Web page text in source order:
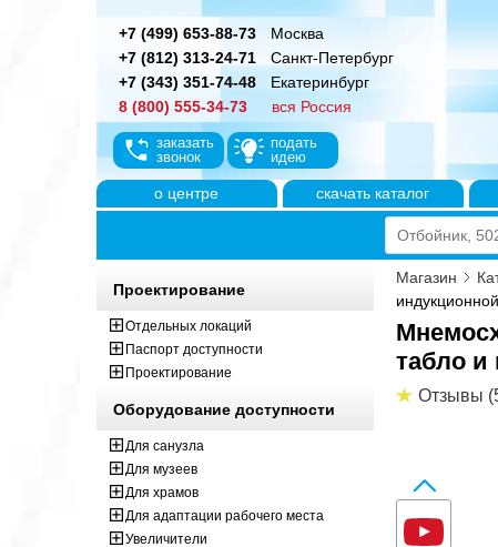
+7 (499) 653-88-73
Москва
+7 (812) 313-24-71
Санкт-Петербург
+7 (343) 351-74-48
Екатеринбург
8 (800) 555-34-73
вся Россия
заказать
звонок
подать
идею
о центре скачать каталог
Магазин
табло и
Отзывы
Проектирование
Отдельных локаций
Паспорт доступности
Проектирование
Оборудование доступности
Для санузла
Для музеев
Для храмов
Для адаптации рабочего места
Увеличители